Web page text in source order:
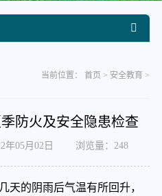
当前位置：首页 > 安全教育 >
防火及安全隐患检查
年05月02日 浏览量：248
天的阴雨后气温有所回升，